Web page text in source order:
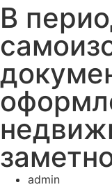
В
admin